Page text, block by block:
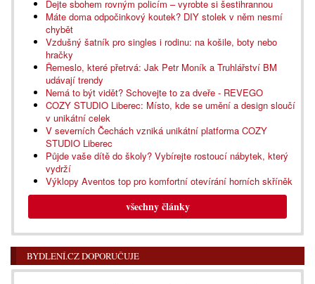
Dejte sbohem rovným policím – vyrobte si šestihrannou
Máte doma odpočinkový koutek? DIY stolek v něm nesmí
chybět
Vzdušný šatník pro singles i rodinu: na košile, boty nebo
hračky
Řemeslo, které přetrvá: Jak Petr Moník a Truhlářství BM
udávají trendy
Nemá to být vidět? Schovejte to za dveře - REVEGO
COZY STUDIO Liberec: Místo, kde se umění a design sloučí
v unikátní celek
V severních Čechách vzniká unikátní platforma COZY
STUDIO Liberec
Půjde vaše dítě do školy? Vybírejte rostoucí nábytek, který
vydrží
Výklopy Aventos top pro komfortní otevírání horních skříněk
všechny články
BYDLENÍ.CZ DOPORUČUJE